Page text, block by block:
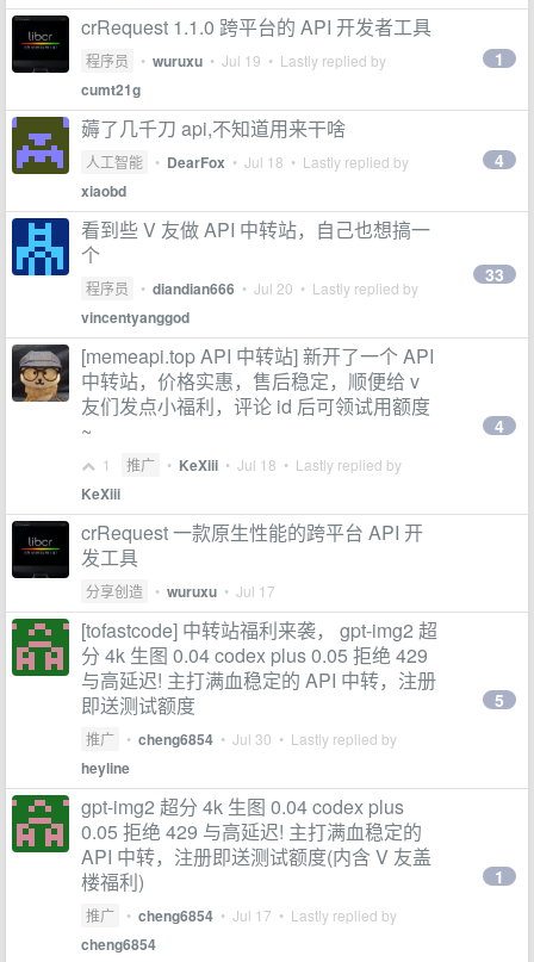
crRequest 1.1.0 跨平台的 API 开发者工具
程序员 • wuruxu • Jul 19 • Lastly replied by
cumt21g
1
薅了几千刀 api,不知道用来干啥
人工智能 • DearFox • Jul 18 • Lastly replied by
xiaobd
4
看到些 V 友做 API 中转站，自己也想搞一
个
程序员 • diandian666 • Jul 20 • Lastly replied by
vincentyanggod
33
[memeapi.top API 中转站] 新开了一个 API
中转站，价格实惠，售后稳定，顺便给 v
友们发点小福利，评论 id 后可领试用额度
~
1 推广 • KeXiii • Jul 18 • Lastly replied by
KeXiii
4
crRequest 一款原生性能的跨平台 API 开
发工具
分享创造 • wuruxu • Jul 17
[tofastcode] 中转站福利来袭， gpt-img2 超
分 4k 生图 0.04 codex plus 0.05 拒绝 429
与高延迟! 主打满血稳定的 API 中转，注册
即送测试额度
推广 • cheng6854 • Jul 30 • Lastly replied by
heyline
5
gpt-img2 超分 4k 生图 0.04 codex plus
0.05 拒绝 429 与高延迟! 主打满血稳定的
API 中转，注册即送测试额度(内含 V 友盖
楼福利)
推广 • cheng6854 • Jul 17 • Lastly replied by
cheng6854
1